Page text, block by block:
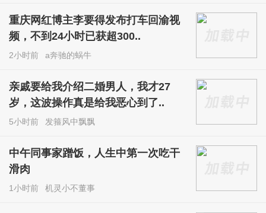
重庆网红博主李要得发布打车回渝视
频，不到24小时已获超300..
2小时前 a奔驰的蜗牛
亲戚要给我介绍二婚男人，我才27
岁，这波操作真是给我恶心到了..
5小时前 发箍风中飘飘
中午同事家蹭饭，人生中第一次吃干
滑肉
1小时前 机灵小不董事